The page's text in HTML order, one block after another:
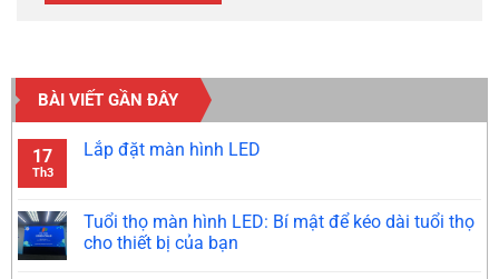
BÀI VIẾT GẦN ĐÂY
17
Th3
Lắp đặt màn hình LED
Tuổi thọ màn hình LED: Bí mật để kéo dài tuổi thọ
cho thiết bị của bạn